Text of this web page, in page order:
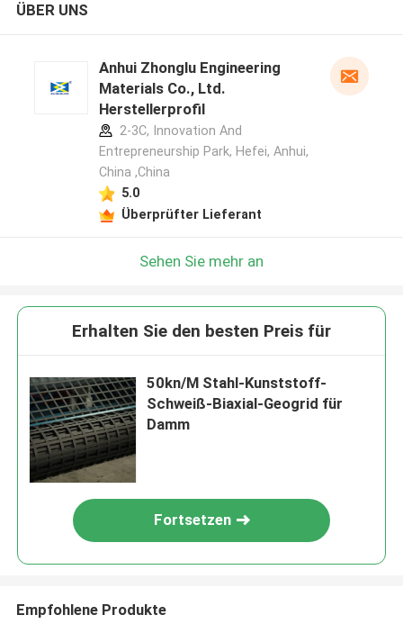
ÜBER UNS
Anhui Zhonglu Engineering
Materials Co., Ltd.
Herstellerprofil
2-3C, Innovation And
Entrepreneurship Park, Hefei, Anhui,
China ,China
5.0
Überprüfter Lieferant
Sehen Sie mehr an
Erhalten Sie den besten Preis für
50kn/M Stahl-Kunststoff-
Schweiß-Biaxial-Geogrid für
Damm
Fortsetzen
Empfohlene Produkte